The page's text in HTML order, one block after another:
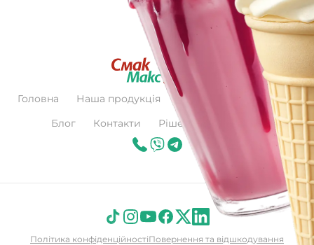
Головна Наша продукція Про нас
Сертифікат
Блог
Контакти Рішення для бізнесу
Політика конфіденційностіПовернення та відшкодування